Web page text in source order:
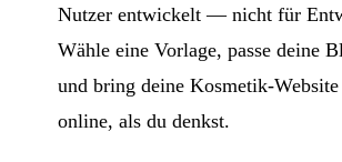
Nutzer entwickelt — nicht für
Wähle eine Vorlage, passe deine
und bring deine Kosmetik-
online, als du denkst.